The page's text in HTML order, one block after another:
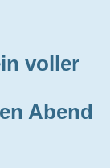
voller
Abend